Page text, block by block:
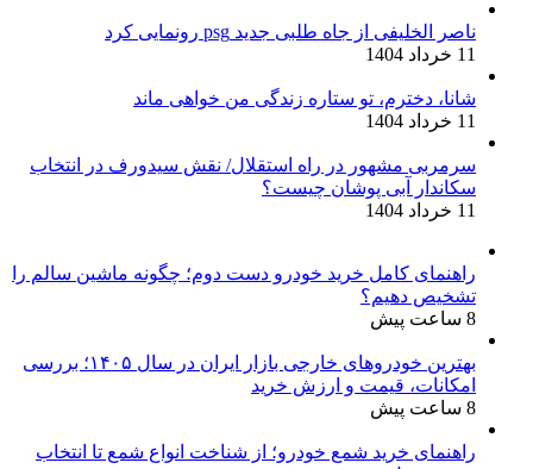
ناصر الخلیفی از جاه طلبی جدید psg رونمایی کرد
11 خرداد 1404
شانا، دخترم، تو ستاره زندگی من خواهی ماند
11 خرداد 1404
سرمربی مشهور در راه استقلال/ نقش سیدورف در انتخاب
سکاندار آبی پوشان چیست؟
11 خرداد 1404
راهنمای کامل خرید خودرو دست دوم؛ چگونه ماشین سالم را
تشخیص دهیم؟
8 ساعت پیش
بهترین خودروهای خارجی بازار ایران در سال ۱۴۰۵؛ بررسی
امکانات، قیمت و ارزش خرید
8 ساعت پیش
راهنمای خرید شمع خودرو؛ از شناخت انواع شمع تا انتخاب